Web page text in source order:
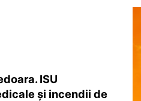
ISU
și incendii de